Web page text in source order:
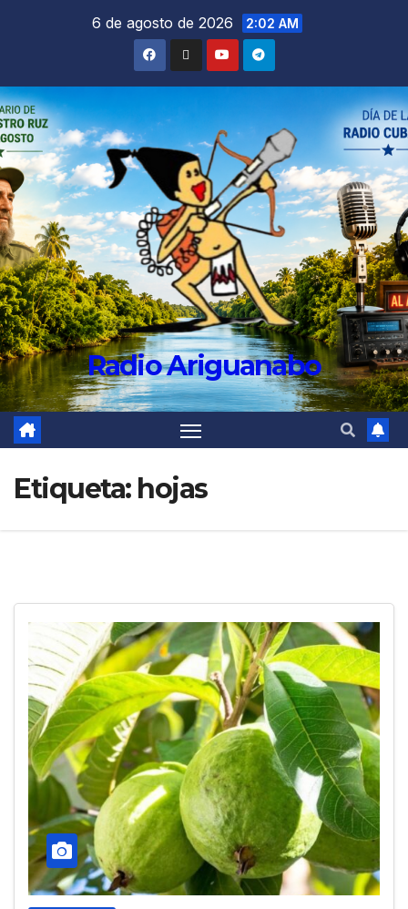
6 de agosto de 2026 2:02 AM
Radio Ariguanabo
Etiqueta: hojas